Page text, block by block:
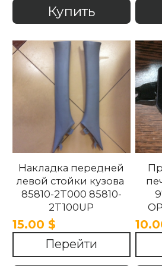
Купить
Накладка передней
левой стойки кузова
85810-2T000 85810-
2T100UP
858102T100UP
858102T000 Kia
Optima 2010 -2015.
15.00 $
Перейти